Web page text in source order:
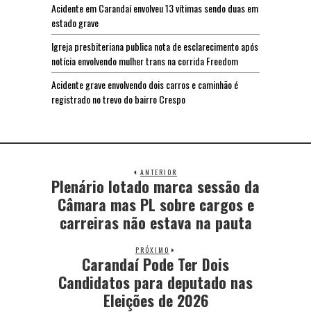
Acidente em Carandaí envolveu 13 vítimas sendo duas em
estado grave
Igreja presbiteriana publica nota de esclarecimento após
notícia envolvendo mulher trans na corrida Freedom
Acidente grave envolvendo dois carros e caminhão é
registrado no trevo do bairro Crespo
ANTERIOR
Plenário lotado marca sessão da
Câmara mas PL sobre cargos e
carreiras não estava na pauta
PRÓXIMO
Carandaí Pode Ter Dois
Candidatos para deputado nas
Eleições de 2026